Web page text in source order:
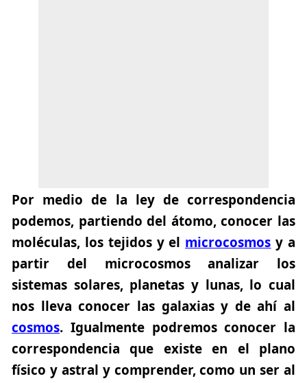
Por medio de la ley de correspondencia
podemos, partiendo del átomo, conocer las
moléculas, los tejidos y el microcosmos y a
partir del microcosmos analizar los
sistemas solares, planetas y lunas, lo cual
nos lleva conocer las galaxias y de ahí al
cosmos. Igualmente podremos conocer la
correspondencia que existe en el plano
físico y astral y comprender, como un ser al